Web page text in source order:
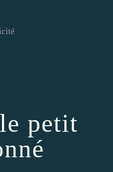
petit